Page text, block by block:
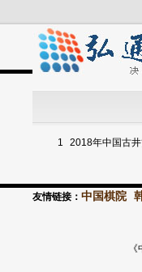
1 2018年中国古
友情链接： 中国棋院